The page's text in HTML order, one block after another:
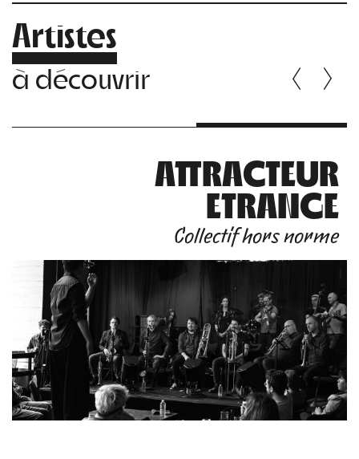
Artistes
à découvrir
ATTRACTEUR
ETRANGE
Collectif hors norme